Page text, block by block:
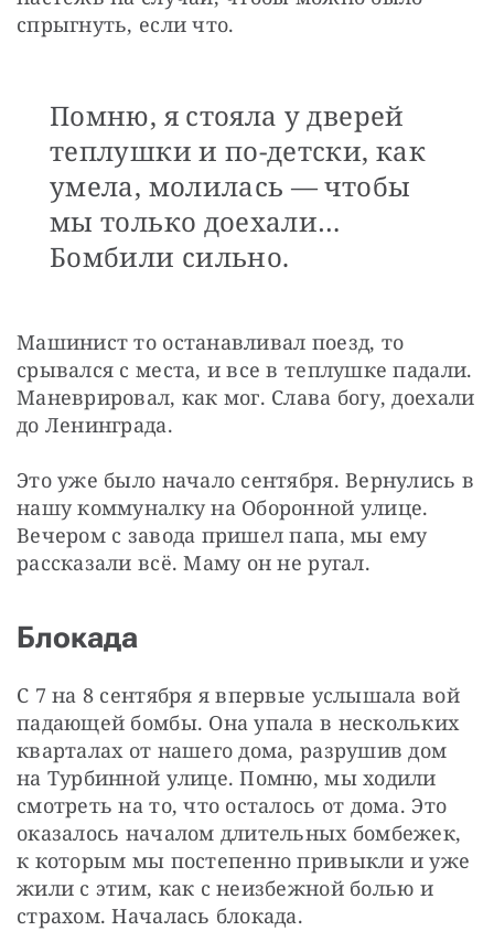
спрыгнуть, если что.
Помню, я стояла у дверей
теплушки и по-детски, как
умела, молилась — чтобы
мы только доехали…
Бомбили сильно.
Машинист то останавливал поезд, то
срывался с места, и все в теплушке падали.
Маневрировал, как мог. Слава богу, доехали
до Ленинграда.
Это уже было начало сентября. Вернулись в
нашу коммуналку на Оборонной улице.
Вечером с завода пришел папа, мы ему
рассказали всё. Маму он не ругал.
Блокада
С 7 на 8 сентября я впервые услышала вой
падающей бомбы. Она упала в нескольких
кварталах от нашего дома, разрушив дом
на Турбинной улице. Помню, мы ходили
смотреть на то, что осталось от дома. Это
оказалось началом длительных бомбежек,
к которым мы постепенно привыкли и уже
жили с этим, как с неизбежной болью и
страхом. Началась блокада.